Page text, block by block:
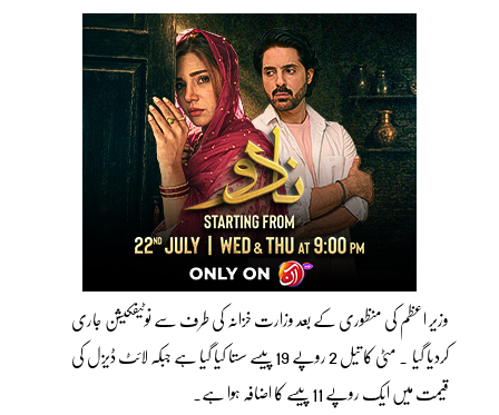
وزیر اعظم کی منظوری کے بعد وزارت خزانہ کی طرف سے نوٹیفکیشن جاری
کردیا گیا ۔ مٹی کا تیل 2 روپے 19 پیسے سستا کیا گیا ہے جبکہ لائٹ ڈیزل کی
قیمت میں ایک روپے 11 پیسے کا اضافہ ہوا ہے۔